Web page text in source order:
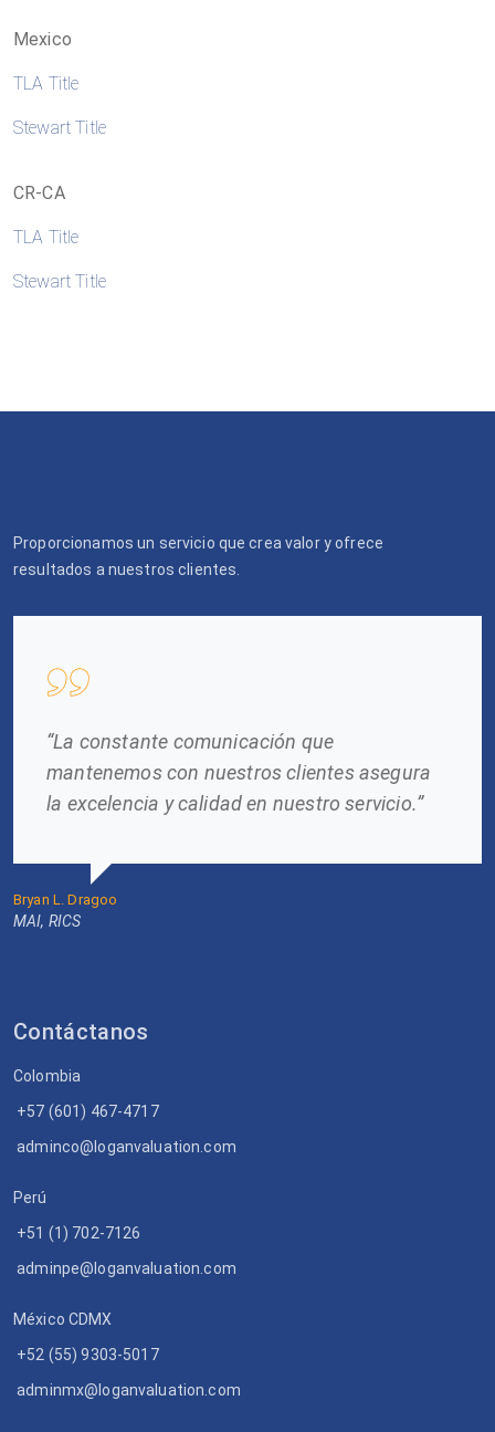
Mexico
TLA Title
Stewart Title
CR-CA
TLA Title
Stewart Title
Proporcionamos un servicio que crea valor y ofrece
resultados a nuestros clientes.
“La constante comunicación que
mantenemos con nuestros clientes asegura
la excelencia y calidad en nuestro servicio.”
Bryan L. Dragoo
MAI, RICS
Contáctanos
Colombia
+57 (601) 467-4717
adminco@loganvaluation.com
Perú
+51 (1) 702-7126
adminpe@loganvaluation.com
México CDMX
+52 (55) 9303-5017
adminmx@loganvaluation.com